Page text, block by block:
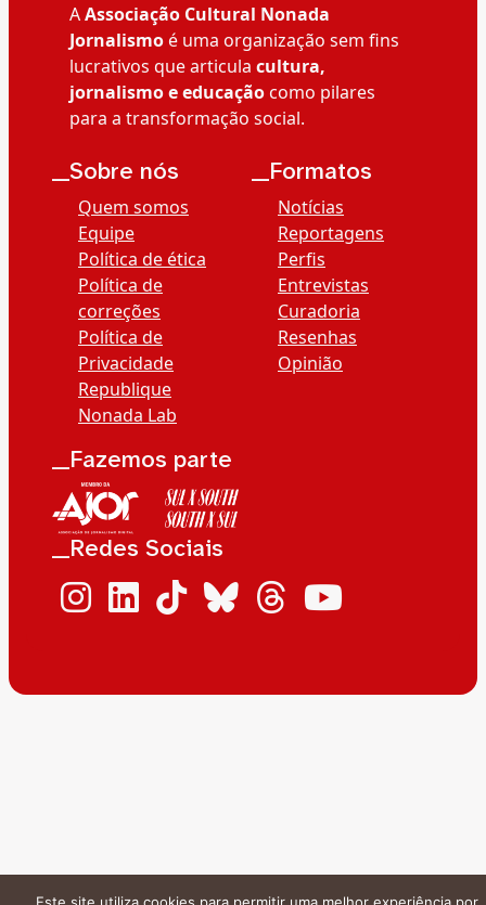
AAssociação Cultural Nonada
Jornalismoé uma organização sem fins
lucrativos que articula cultura,
jornalismo e educaçãocomo pilares
para a transformação social.
__Sobre nós
Quem somos
Equipe
Política de ética
Política de
correções
Política de
Privacidade
Republique
Nonada Lab
__Formatos
Notícias
Reportagens
Perfis
Entrevistas
Curadoria
Resenhas
Opinião
__Fazemos parte
__Redes Sociais